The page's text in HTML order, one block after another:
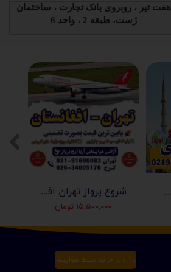
هفت تیر ، روبروی بانک تجارت ، ساختمان
ژست، طبقه 2 ، واحد 6
شروع پرواز تهران افغانستان (کابل-مزارشریف-هرات-قندهار)
۱۵,۵۰۰,۰۰۰ تومان
تور استانبول ویژه عید نوروز 1405 | مجری مستقیم ✈️
رزرو و خرید بلیط هواپیما